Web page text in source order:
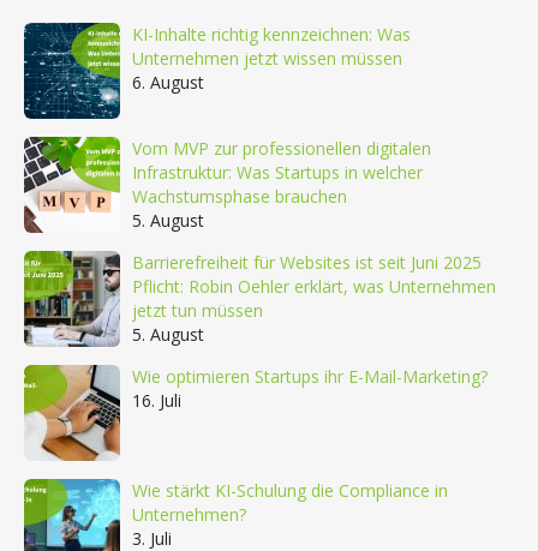
KI-Inhalte richtig kennzeichnen: Was
Unternehmen jetzt wissen müssen
6. August
Vom MVP zur professionellen digitalen
Infrastruktur: Was Startups in welcher
Wachstumsphase brauchen
5. August
Barrierefreiheit für Websites ist seit Juni 2025
Pflicht: Robin Oehler erklärt, was Unternehmen
jetzt tun müssen
5. August
Wie optimieren Startups ihr E-Mail-Marketing?
16. Juli
Wie stärkt KI-Schulung die Compliance in
Unternehmen?
3. Juli